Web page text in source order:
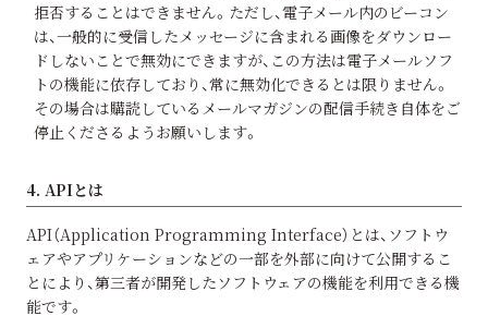
拒否することはできません。ただし、電子メール内のビーコン
は、一般的に受信したメッセージに含まれる画像をダウンロー
ドしないことで無効にできますが、この方法は電子メールソフ
トの機能に依存しており、常に無効化できるとは限りません。
その場合は購読しているメールマガジンの配信手続き自体をご
停止くださるようお願いします。
4. APIとは
API（Application Programming Interface）とは、ソフトウ
ェアやアプリケーションなどの一部を外部に向けて公開するこ
とにより、第三者が開発したソフトウェアの機能を利用できる機
能です。